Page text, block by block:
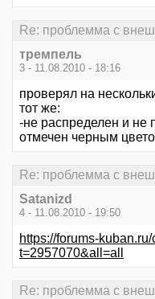
Re: проблемма с
тремпель
3 - 11.08.2010 - 18:16
проверял на
тот же:
-не распределен и не
отмечен черным
Re: проблемма с
Satanizd
4 - 11.08.2010 - 19:50
https://forums-
t=2957070&all=all
Re: проблемма с